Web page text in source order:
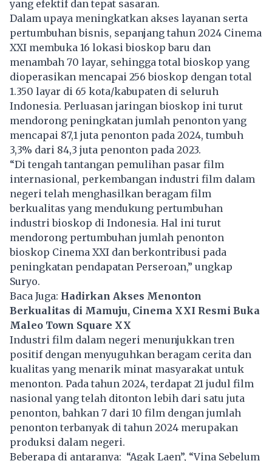
yang efektif dan tepat sasaran.
Dalam upaya meningkatkan akses layanan serta
pertumbuhan bisnis, sepanjang tahun 2024 Cinema
XXI membuka 16 lokasi bioskop baru dan
menambah 70 layar, sehingga total bioskop yang
dioperasikan mencapai 256 bioskop dengan total
1.350 layar di 65 kota/kabupaten di seluruh
Indonesia. Perluasan jaringan bioskop ini turut
mendorong peningkatan jumlah penonton yang
mencapai 87,1 juta penonton pada 2024, tumbuh
3,3% dari 84,3 juta penonton pada 2023.
“Di tengah tantangan pemulihan pasar film
internasional, perkembangan industri film dalam
negeri telah menghasilkan beragam film
berkualitas yang mendukung pertumbuhan
industri bioskop di Indonesia. Hal ini turut
mendorong pertumbuhan jumlah penonton
bioskop Cinema XXI dan berkontribusi pada
peningkatan pendapatan Perseroan,” ungkap
Suryo.
Baca Juga: Hadirkan Akses Menonton
Berkualitas di Mamuju, Cinema XXI Resmi Buka
Maleo Town Square XX
Industri film dalam negeri menunjukkan tren
positif dengan menyuguhkan beragam cerita dan
kualitas yang menarik minat masyarakat untuk
menonton. Pada tahun 2024, terdapat 21 judul film
nasional yang telah ditonton lebih dari satu juta
penonton, bahkan 7 dari 10 film dengan jumlah
penonton terbanyak di tahun 2024 merupakan
produksi dalam negeri.
Beberapa di antaranya: “Agak Laen”, “Vina Sebelum